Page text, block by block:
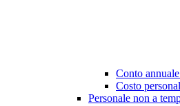
Conto
Costo
Personale non a